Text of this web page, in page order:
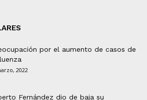
por el aumento de casos de
2022
Fernández dio de baja su